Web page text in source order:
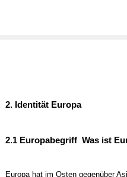
2. Identität Europa
2.1 Europabegriff ­ Was ist
Europa hat im Osten gegenüber